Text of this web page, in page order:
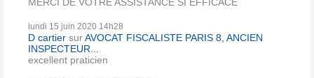
lundi 15 juin 2020 14h28
D cartier surAVOCAT FISCALISTE PARIS 8, ANCIEN
INSPECTEUR...
excellent praticien